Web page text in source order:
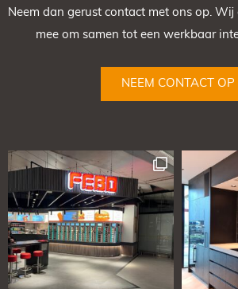
Neem dan gerust contact met ons op.
mee om samen tot een werkbaar
NEEM CONTACT OP